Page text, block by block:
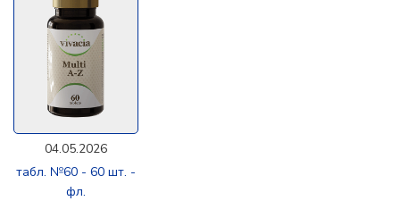
04.05.2026
табл. №60 - 60 шт. -
фл.